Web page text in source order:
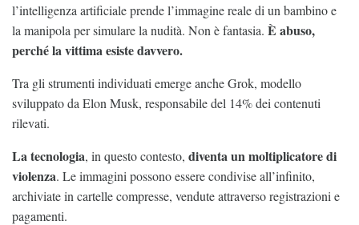
l’intelligenza artificiale prende l’immagine reale di un bambino e
la manipola per simulare la nudità. Non è fantasia. È abuso,
perché la vittima esiste davvero.
Tra gli strumenti individuati emerge anche Grok, modello
sviluppato da Elon Musk, responsabile del 14% dei contenuti
rilevati.
La tecnologia, in questo contesto, diventa un moltiplicatore di
violenza. Le immagini possono essere condivise all’infinito,
archiviate in cartelle compresse, vendute attraverso registrazioni e
pagamenti.